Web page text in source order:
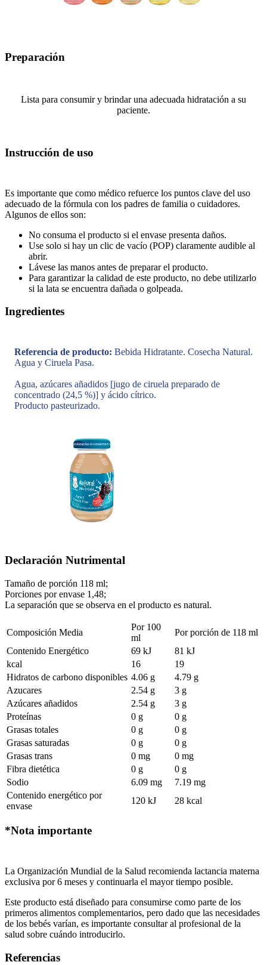
Preparación
Lista para consumir y brindar una adecuada hidratación a su
paciente.
Instrucción de uso
Es importante que como médico refuerce los puntos clave del uso
adecuado de la fórmula con los padres de familia o cuidadores.
Algunos de ellos son:
No consuma el producto si el envase presenta daños.
Use solo si hay un clic de vacío (POP) claramente audible al
abrir.
Lávese las manos antes de preparar el producto.
Para garantizar la calidad de este producto, no debe utilizarlo
si la lata se encuentra dañada o golpeada.
Ingredientes
Referencia de producto: Bebida Hidratante. Cosecha Natural.
Agua y Ciruela Pasa.
Agua, azúcares añadidos [jugo de ciruela preparado de
concentrado (24,5 %)] y ácido cítrico.
Producto pasteurizado.
Declaración Nutrimental
Tamaño de porción 118 ml;
Porciones por envase 1,48;
La separación que se observa en el producto es natural.
Composición Media
Por 100
ml
Por porción de 118 ml
Contenido Energético
69 kJ
81 kJ
kcal
16
19
Hidratos de carbono disponibles 4.06 g
4.79 g
Azucares
2.54 g
3 g
Azúcares añadidos
2.54 g
3 g
Proteínas
0 g
0 g
Grasas totales
0 g
0 g
Grasas saturadas
0 g
0 g
Grasas trans
0 mg
0 mg
Fibra dietética
0 g
0 g
Sodio
6.09 mg
7.19 mg
Contenido energético por
envase
120 kJ 28 kcal
*Nota importante
La Organización Mundial de la Salud recomienda lactancia materna
exclusiva por 6 meses y continuarla el mayor tiempo posible.
Este producto está diseñado para consumirse como parte de los
primeros alimentos complementarios, pero dado que las necesidades
de los bebés varían, es importante consultar al profesional de la
salud sobre cuándo introducirlo.
Referencias